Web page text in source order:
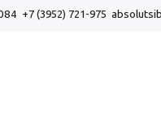
+7 (3952) 721-975